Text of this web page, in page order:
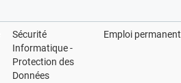
Sécurité
Informatique -
Protection des
Données
Emploi permanent